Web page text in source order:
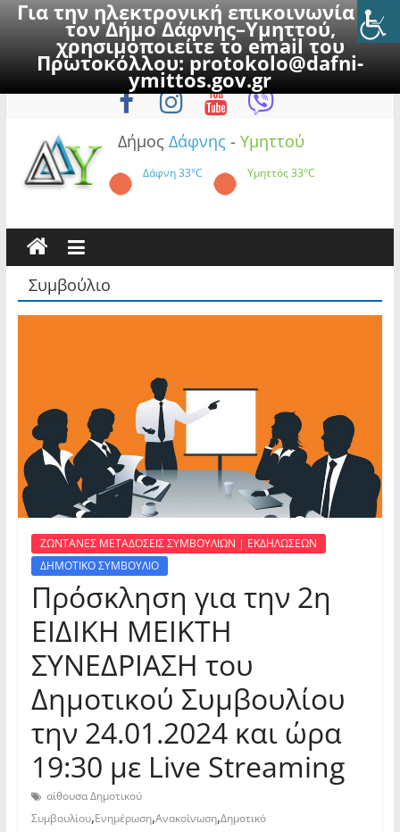
Για την ηλεκτρονική επικοινωνία με
τον Δήμο Δάφνης–Υμηττού,
χρησιμοποιείτε το email του
Πρωτοκόλλου:protokolo@dafni-
ymittos.gov.gr
to
Κυριακή, 9 Αυγούστου 2026
Δήμος Δάφνης - Υμηττού
Δάφνη33°C Υμηττός33°C
Συμβούλιο
ΖΩΝΤΑΝΕΣ ΜΕΤΑΔΟΣΕΙΣ ΣΥΜΒΟΥΛΙΩΝ | ΕΚΔΗΛΩΣΕΩΝ
ΔΗΜΟΤΙΚΟ ΣΥΜΒΟΥΛΙΟ
Πρόσκληση για την 2η
ΕΙΔΙΚΗ ΜΕΙΚΤΗ
ΣΥΝΕΔΡΙΑΣΗ του
Δημοτικού Συμβουλίου
την 24.01.2024 και ώρα
19:30 με Live Streaming
αίθουσα Δημοτικού
Συμβουλίου,Ενημέρωση,Ανακοίνωση,Δημοτικό